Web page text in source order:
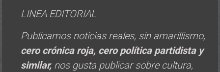
LINEA EDITORIAL
Publicamos noticias reales, sin amarillismo,
cero crónica roja, cero política partidista y
similar, nos gusta publicar sobre cultura,